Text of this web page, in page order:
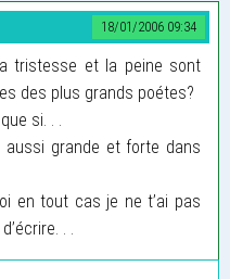
18/01/2006 09:34
tristesse et la peine sont
des plus grands poétes?
si. . .
aussi grande et forte dans
en tout cas je ne t’ai pas
. .